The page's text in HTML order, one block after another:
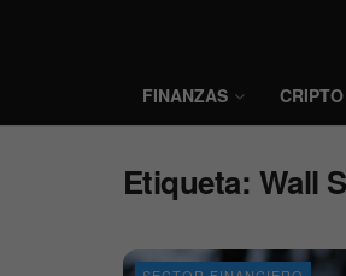
FINANZAS CRIPTO
Etiqueta: Wall